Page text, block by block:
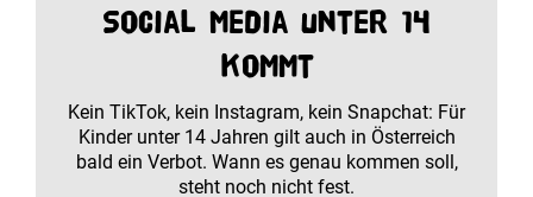
Social Media unter 14
kommt
Kein TikTok, kein Instagram, kein Snapchat: Für
Kinder unter 14 Jahren gilt auch in Österreich
bald ein Verbot. Wann es genau kommen soll,
steht noch nicht fest.